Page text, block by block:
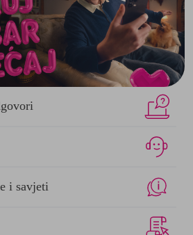
i savjeti